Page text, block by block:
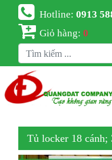
Hotline:0913
Giỏ hàng:0
Tủ locker 18 cánh;